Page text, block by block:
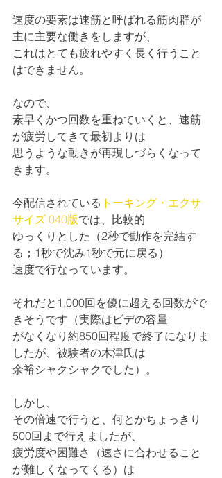
速度の要素は速筋と呼ばれる筋肉群が
主に主要な働きをしますが、
これはとても疲れやすく長く行うこと
はできません。
なので、
素早くかつ回数を重ねていくと、速筋
が疲労してきて最初よりは
思うような動きが再現しづらくなって
きます。
今配信されている トーキング・エクサ
サイズ 040版では、比較的
ゆっくりとした（2秒で動作を完結す
る；1秒で沈み1秒で元に戻る）
速度で行なっています。
それだと1,000回を優に超える回数がで
きそうです（実際はビデの容量
がなくなり約850回程度で終了になりま
したが、被験者の木津氏は
余裕シャクシャクでした）。
しかし、
その倍速で行うと、何とかちょっきり
500回まで行えましたが、
疲労度や困難さ（速さに合わせること
が難しくなってくる）は